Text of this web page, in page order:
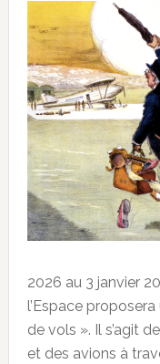
2026 au 3 janvier
l’Espace
de vols ». Il s’agit
et des avions à